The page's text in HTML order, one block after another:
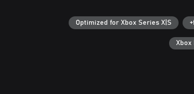
Optimized for Xbox Series X|S
Xbox